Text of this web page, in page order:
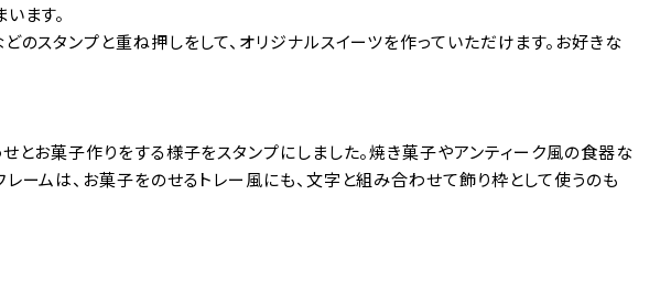
ます。
のスタンプと重ね押しをして、オリジナルスイーツを作っていただけます。お好きな
とお菓子作りをする様子をスタンプにしました。焼き菓子やアンティーク風の食器な
ームは、お菓子をのせるトレー風にも、文字と組み合わせて飾り枠として使うのも